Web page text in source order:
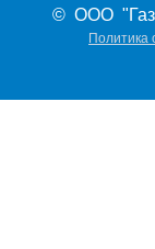
© ООО
Политика